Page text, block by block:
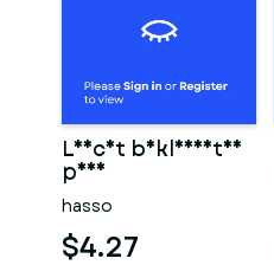
Leicht bekleidetes
paar
hasso
$4.27